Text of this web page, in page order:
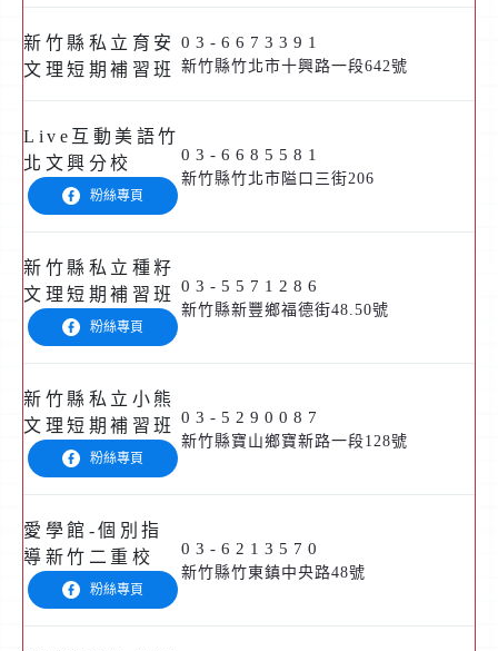
新竹縣私立育安
文理短期補習班
03-6673391
新竹縣竹北市十興路一段642號
Live互動美語竹
北文興分校
粉絲專頁
03-6685581
新竹縣竹北市隘口三街206
新竹縣私立種籽
文理短期補習班
粉絲專頁
03-5571286
新竹縣新豐鄉福德街48.50號
新竹縣私立小熊
文理短期補習班
粉絲專頁
03-5290087
新竹縣寶山鄉寶新路一段128號
愛學館-個別指
導新竹二重校
粉絲專頁
03-6213570
新竹縣竹東鎮中央路48號